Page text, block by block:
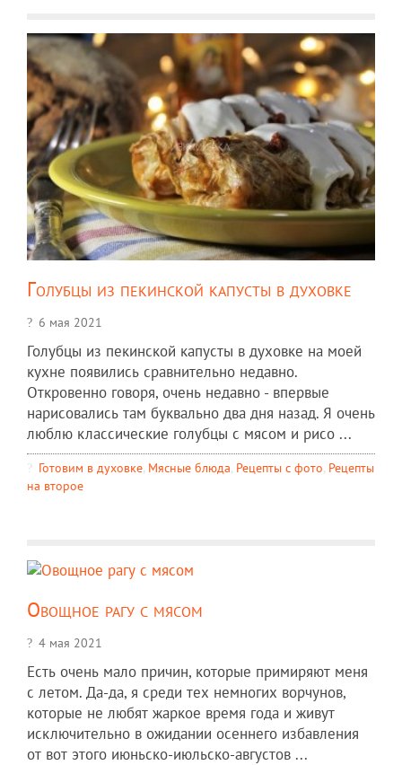
Голубцы из пекинской капусты в духовке
6 мая 2021
Голубцы из пекинской капусты в духовке на моей
кухне появились сравнительно недавно.
Откровенно говоря, очень недавно - впервые
нарисовались там буквально два дня назад. Я очень
люблю классические голубцы с мясом и рисо ...
Готовим в духовке, Мясные блюда, Рецепты c фото, Рецепты
на второе
Овощное рагу с мясом
4 мая 2021
Есть очень мало причин, которые примиряют меня
с летом. Да-да, я среди тех немногих ворчунов,
которые не любят жаркое время года и живут
исключительно в ожидании осеннего избавления
от вот этого июньско-июльско-августов ...